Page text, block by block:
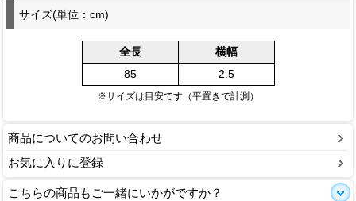
サイズ(単位：cm)
全長
横幅
85
2.5
※サイズは目安です（平置きで計測）
商品についてのお問い合わせ
お気に入りに登録
こちらの商品もご一緒にいかがですか？